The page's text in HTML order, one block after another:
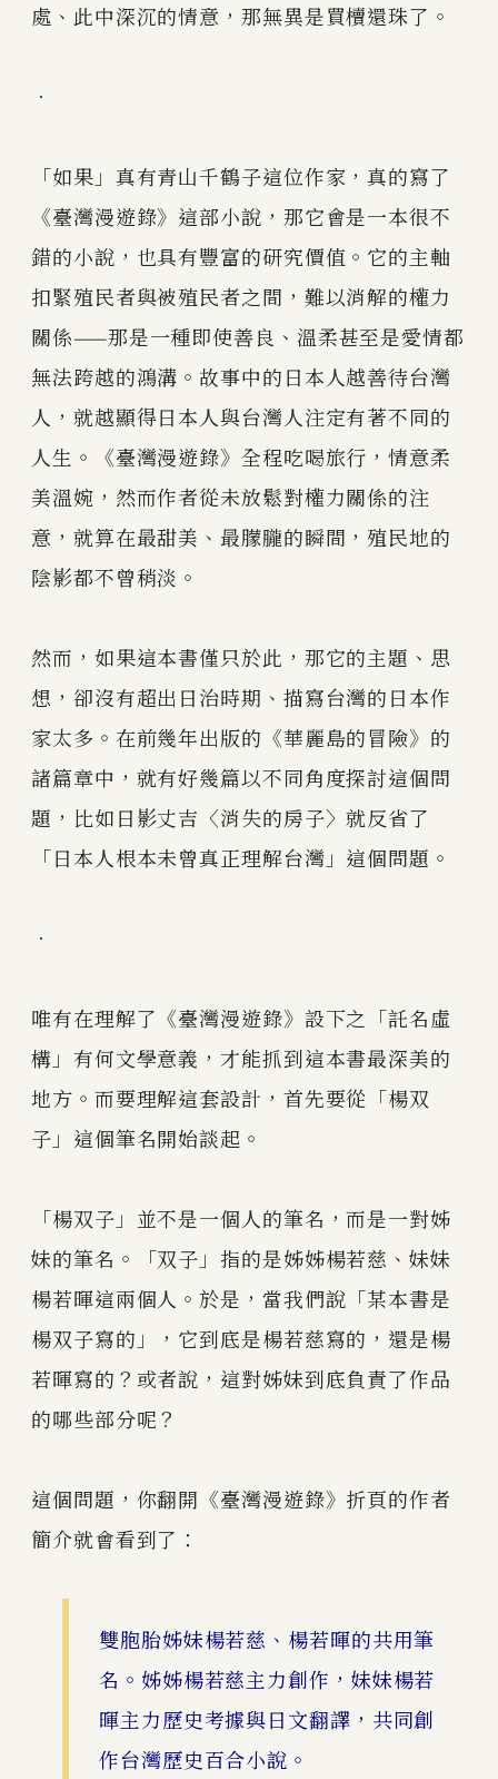
處、此中深沉的情意，那無異是買櫝還珠了。
．
「如果」真有青山千鶴子這位作家，真的寫了
《臺灣漫遊錄》這部小說，那它會是一本很不
錯的小說，也具有豐富的研究價值。它的主軸
扣緊殖民者與被殖民者之間，難以消解的權力
關係——那是一種即使善良、溫柔甚至是愛情都
無法跨越的鴻溝。故事中的日本人越善待台灣
人，就越顯得日本人與台灣人注定有著不同的
人生。《臺灣漫遊錄》全程吃喝旅行，情意柔
美溫婉，然而作者從未放鬆對權力關係的注
意，就算在最甜美、最朦朧的瞬間，殖民地的
陰影都不曾稍淡。
然而，如果這本書僅只於此，那它的主題、思
想，卻沒有超出日治時期、描寫台灣的日本作
家太多。在前幾年出版的《華麗島的冒險》的
諸篇章中，就有好幾篇以不同角度探討這個問
題，比如日影丈吉〈消失的房子〉就反省了
「日本人根本未曾真正理解台灣」這個問題。
．
唯有在理解了《臺灣漫遊錄》設下之「託名虛
構」有何文學意義，才能抓到這本書最深美的
地方。而要理解這套設計，首先要從「楊双
子」這個筆名開始談起。
「楊双子」並不是一個人的筆名，而是一對姊
妹的筆名。「双子」指的是姊姊楊若慈、妹妹
楊若暉這兩個人。於是，當我們說「某本書是
楊双子寫的」，它到底是楊若慈寫的，還是楊
若暉寫的？或者說，這對姊妹到底負責了作品
的哪些部分呢？
這個問題，你翻開《臺灣漫遊錄》折頁的作者
簡介就會看到了：
雙胞胎姊妹楊若慈、楊若暉的共用筆
名。姊姊楊若慈主力創作，妹妹楊若
暉主力歷史考據與日文翻譯，共同創
作台灣歷史百合小說。